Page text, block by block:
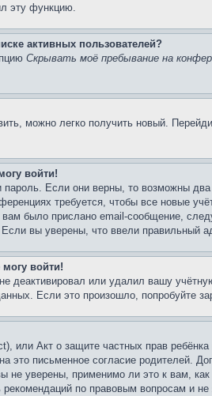
эту функцию.
активных пользователей?
Скрывать моё пребывание на
можно легко получить новый.
войти!
пароль. Если они верны, то возможны
требуется, чтобы все новые
вам было прислано email-сообщение,
вы уверены, что ввели правильный
войти!
деактивировал или удалил вашу
Если это произошло, попробуйте
или Акт о защите частных прав
это письменное согласие родителей.
не уверены, применимо ли это к вам,
по правовым вопросам и